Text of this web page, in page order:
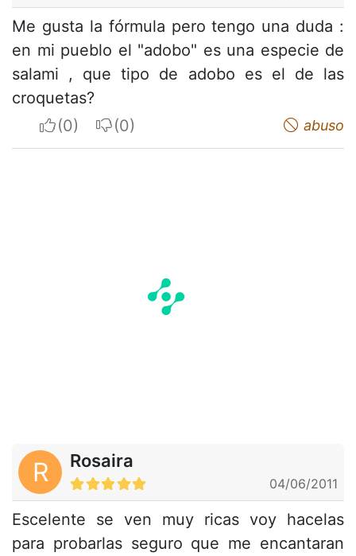
Me gusta la fórmula pero tengo una duda :
en mi pueblo el "adobo" es una especie de
salami , que tipo de adobo es el de las
croquetas?
I apreciateI do not appreciate abuso
R Rosaira
04/06/2011
Escelente se ven muy ricas voy hacelas
para probarlas seguro que me encantaran